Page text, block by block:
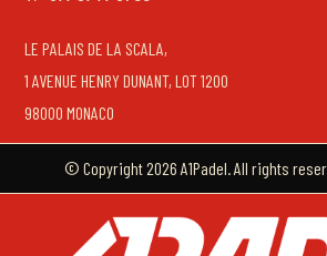
LE PALAIS DE LA SCALA,
1 AVENUE HENRY DUNANT, LOT 1200
98000 MONACO
© Copyright 2026 A1Padel. All rights